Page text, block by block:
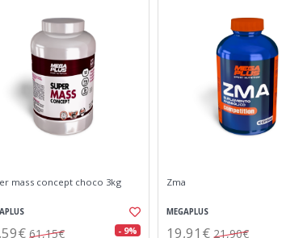
mass concept choco 3kg
61,15€ - 9%
Zma
MEGAPLUS
19,91€ 21,90€